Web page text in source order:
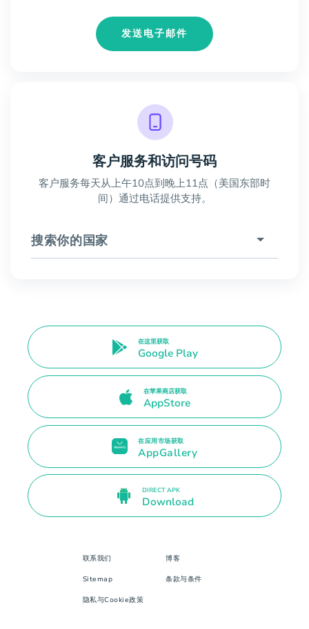
发送电子邮件
客户服务和访问号码
客户服务每天从上午10点到晚上11点（美国东部时
间）通过电话提供支持。
搜索你的国家
在这里获取
Google Play
在苹果商店获取
AppStore
在应用市场获取
AppGallery
DIRECT APK
Download
联系我们 博客
Sitemap 条款与条件
隐私与Cookie政策